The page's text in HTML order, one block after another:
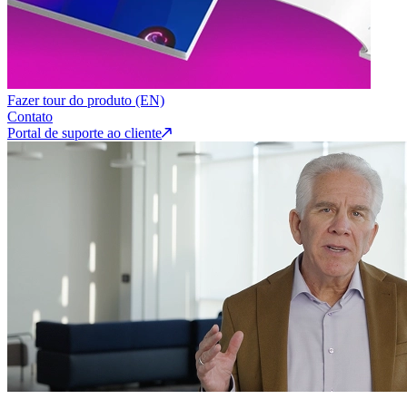
Fazer tour do produto (EN)
Contato
Portal de suporte ao cliente